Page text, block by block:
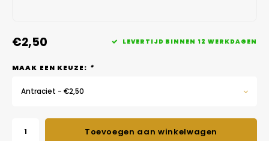
€2,50 LEVERTIJD BINNEN 12 WERKDAGEN
MAAK EEN KEUZE: *
Antraciet - €2,50
Toevoegen aan winkelwagen